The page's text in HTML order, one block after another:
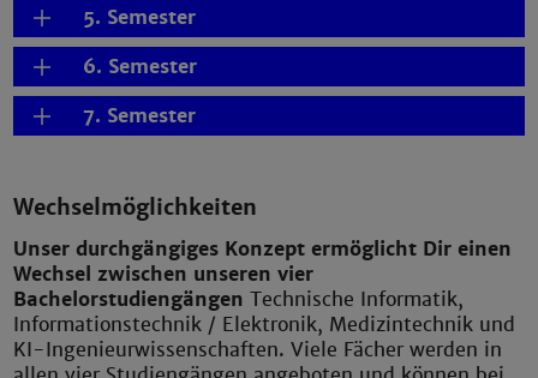
5. Semester
6. Semester
7. Semester
Wechselmöglichkeiten
Unser durchgängiges Konzept ermöglicht Dir einen
Wechsel zwischen unseren vier
Bachelorstudiengängen Technische Informatik,
Informationstechnik / Elektronik, Medizintechnik und
KI-Ingenieurwissenschaften. Viele Fächer werden in